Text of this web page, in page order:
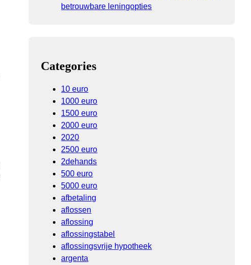
betrouwbare leningopties
Categories
10 euro
1000 euro
1500 euro
2000 euro
2020
2500 euro
2dehands
500 euro
5000 euro
afbetaling
aflossen
aflossing
aflossingstabel
aflossingsvrije hypotheek
argenta